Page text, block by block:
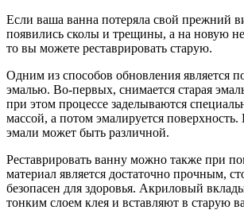
Если ваша ванна потеряла свой прежний
появились сколы и трещины, а на новую не
то вы можете реставрировать старую.
Одним из способов обновления является
эмалью. Во-первых, снимается старая
при этом процессе заделываются
массой, а потом эмалируется поверхность.
эмали может быть различной.
Реставрировать ванну можно также при
материал является достаточно прочным,
безопасен для здоровья. Акриловый
тонким слоем клея и вставляют в старую